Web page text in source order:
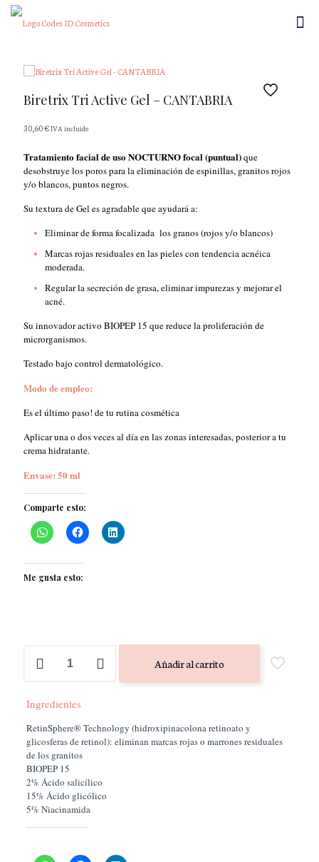
Biretrix Tri Active Gel – CANTABRIA
30,60€IVA incluido
Tratamiento facial de uso NOCTURNO focal (puntual)que
desobstruye los poros para la eliminación de espinillas, granitos rojos
y/o blancos, puntos negros.
Su textura de Gel es agradable que ayudará a:
Eliminar de forma focalizada los granos (rojos y/o blancos)
Marcas rojas residuales en las pieles con tendencia acnéica
moderada.
Regular la secreción de grasa, eliminar impurezas y mejorar el
acné.
Su innovador activo BIOPEP 15 que reduce la proliferación de
microrganismos.
Testado bajo control dermatológico.
Modo de empleo:
Es el último paso! de tu rutina cosmética
Aplicar una o dos veces al día en las zonas interesadas, posterior a tu
crema hidratante.
Envase: 50 ml
Comparte esto:
Me gusta esto:
cantidad
Añadir al carrito
Ingredientes
RetinSphere® Technology (hidroxipinacolona retinoato y
glicosferas de retinol): eliminan marcas rojas o marrones residuales
de los granitos
BIOPEP 15
2% Ácido salicílico
15% Ácido glicólico
5% Niacinamida